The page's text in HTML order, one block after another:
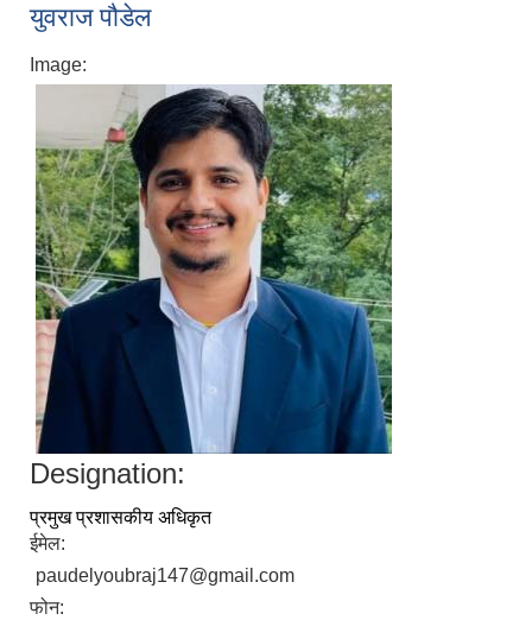
युवराज पौडेल
Image:
Designation:
प्रमुख प्रशासकीय अधिकृत
ईमेल:
paudelyoubraj147@gmail.com
फोन: